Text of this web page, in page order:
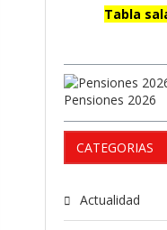
Tabla
Pensiones 2026
CATEGORIAS
Actualidad